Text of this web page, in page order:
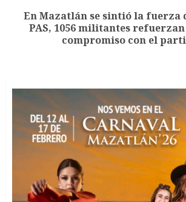
Siguiente
En Mazatlán se sintió la fuerza
PAS, 1056 militantes
compromiso con el